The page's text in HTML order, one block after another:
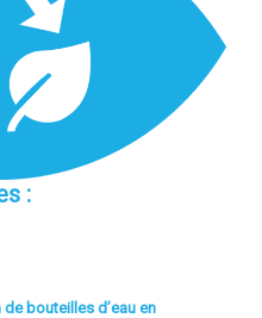
:
bouteilles d’eau en